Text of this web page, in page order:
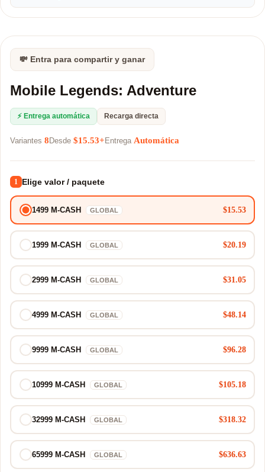
💸 Entra para compartir y ganar
Mobile Legends: Adventure
⚡ Entrega automática Recarga directa
Variantes 8 Desde $15.53+ Entrega Automática
1 Elige valor / paquete
1499 M-CASH GLOBAL $15.53
1999 M-CASH GLOBAL $20.19
2999 M-CASH GLOBAL $31.05
4999 M-CASH GLOBAL $48.14
9999 M-CASH GLOBAL $96.28
10999 M-CASH GLOBAL $105.18
32999 M-CASH GLOBAL $318.32
65999 M-CASH GLOBAL $636.63